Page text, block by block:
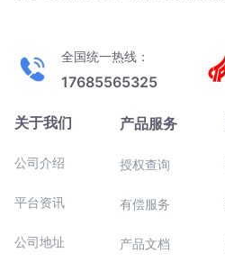
全国统一热线：
17685565325
关于我们
公司介绍
平台资讯
公司地址
产品服务
授权查询
有偿服务
产品文档